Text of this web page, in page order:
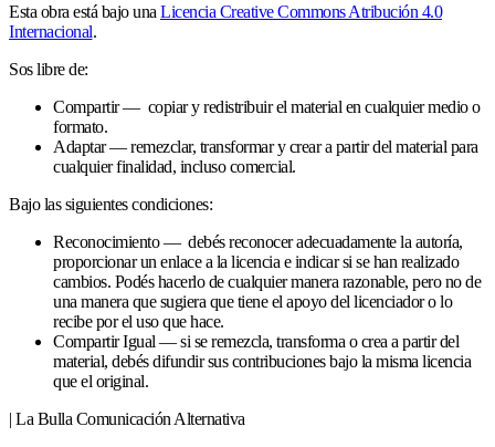
Esta obra está bajo una Licencia Creative Commons Atribución 4.0
Internacional.
Sos libre de:
Compartir — copiar y redistribuir el material en cualquier medio o
formato.
Adaptar — remezclar, transformar y crear a partir del material para
cualquier finalidad, incluso comercial.
Bajo las siguientes condiciones:
Reconocimiento — debés reconocer adecuadamente la autoría,
proporcionar un enlace a la licencia e indicar si se han realizado
cambios. Podés hacerlo de cualquier manera razonable, pero no de
una manera que sugiera que tiene el apoyo del licenciador o lo
recibe por el uso que hace.
Compartir Igual — si se remezcla, transforma o crea a partir del
material, debés difundir sus contribuciones bajo la misma licencia
que el original.
| La Bulla Comunicación Alternativa